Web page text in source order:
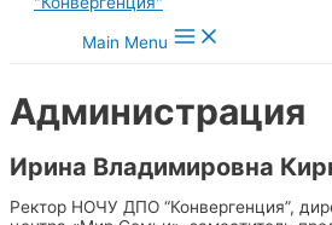
Main Menu
Администрация
Ирина Владимировна
Ректор НОЧУ ДПО “Конвергенция”,